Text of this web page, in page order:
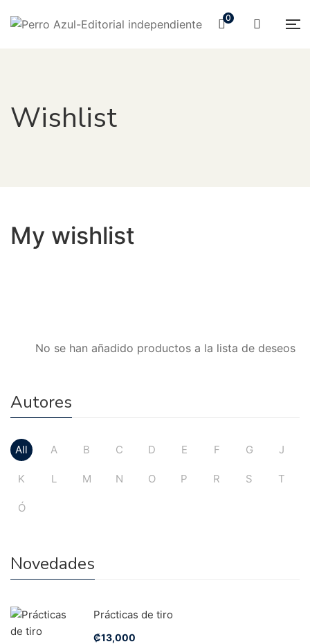
0
Wishlist
My wishlist
No se han añadido productos a la lista de deseos
Autores
All A B C D E F G J
K L M N O P R S T
Ó
Novedades
Prácticas de tiro
₡13,000